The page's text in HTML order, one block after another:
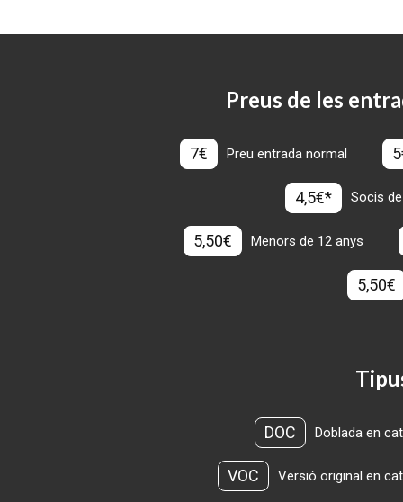
Preus de les
7€ Preu entrada normal
4,5€* Socis
5,50€ Menors de 12 anys
5,50€
DOC Doblada en
VOC Versió original en